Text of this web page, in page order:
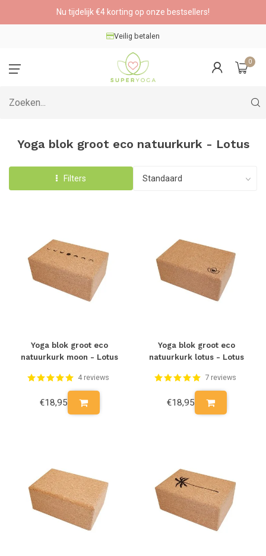
Nu tijdelijk €4 korting op onze bestsellers!
Veilig betalen
0
Yoga blok groot eco natuurkurk - Lotus
Filters
Yoga blok groot eco
natuurkurk moon - Lotus
4 reviews
€18,95
Yoga blok groot eco
natuurkurk lotus - Lotus
7 reviews
€18,95